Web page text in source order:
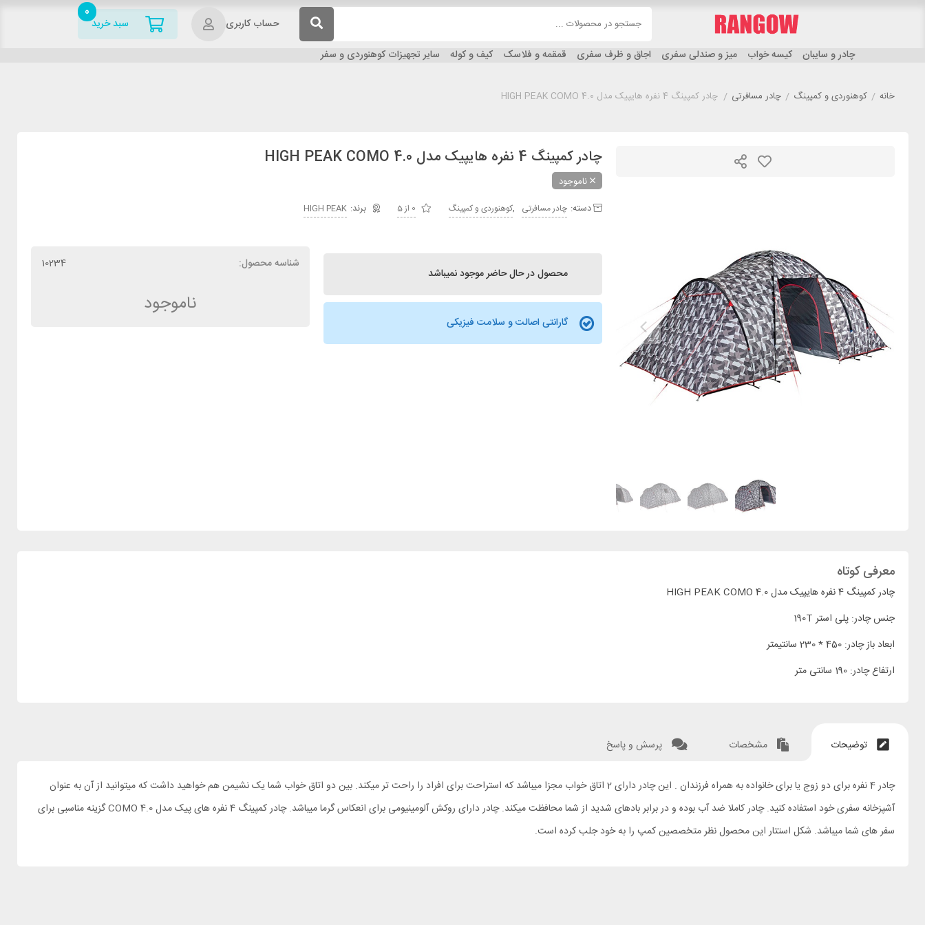
حساب کاربری سبد خرید
0
چادر و سایبان کیسه خواب میز و صندلی سفری اجاق و ظرف سفری قمقمه و فلاسک کیف و کوله سایر تجهیزات کوهنوردی و سفر
خانه / کوهنوردی و کمپینگ / چادر مسافرتی / چادر کمپینگ 4 نفره هایپیک مدل HIGH PEAK COMO 4.0
چادر کمپینگ 4 نفره هایپیک مدل HIGH PEAK COMO 4.0
ناموجود
دسته: چادر مسافرتی ,کوهنوردی و کمپینگ 0 از 5 HIGH PEAK
محصول در حال حاضر موجود نمیباشد
گارانتی اصالت و سلامت فیزیکی
شناسه محصول: 10234
ناموجود
معرفی کوتاه
چادر کمپینگ 4 نفره هایپیک مدل HIGH PEAK COMO 4.0
جنس چادر: پلی استر 190T
ابعاد باز چادر: 450 * 230 سانتیمتر
ارتفاع چادر: 190 سانتی متر
توضیحات مشخصات پرسش و پاسخ
چادر 4 نفره برای دو زوج یا برای خانواده به همراه فرزندان . این چادر دارای 2 اتاق خواب مجزا میباشد که استراحت برای افراد را راحت تر میکند. بین دو اتاق خواب شما یک نشیمن هم خواهید داشت که میتوانید از آن به عنوان
آشپزخانه سفری خود استفاده کنید. چادر کاملا ضد آب بوده و در برابر بادهای شدید از شما محافظت میکند. چادر دارای روکش آلومینیومی برای انعکاس گرما میباشد. چادر کمپینگ 4 نفره های پیک مدل COMO 4.0 گزینه مناسبی برای
سفر های شما میباشد. شکل استتار این محصول نظر متخصصین کمپ را به خود جلب کرده است.